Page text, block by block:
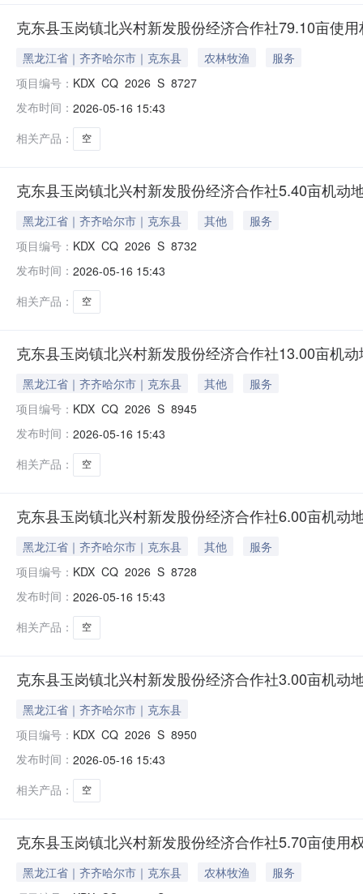
克东县玉岗镇北兴村新发股份经济合作社79.10亩使
黑龙江省｜齐齐哈尔市｜克东县 农林牧渔
服务
项目编号： KDX_CQ_2026_S_8727
发布时间： 2026-05-16 15:43
相关产品：
空
克东县玉岗镇北兴村新发股份经济合作社5.40亩机动
黑龙江省｜齐齐哈尔市｜克东县 其他
服务
项目编号： KDX_CQ_2026_S_8732
发布时间： 2026-05-16 15:43
相关产品：
空
克东县玉岗镇北兴村新发股份经济合作社13.00亩机
黑龙江省｜齐齐哈尔市｜克东县 其他
服务
项目编号： KDX_CQ_2026_S_8945
发布时间： 2026-05-16 15:43
相关产品：
空
克东县玉岗镇北兴村新发股份经济合作社6.00亩机动
黑龙江省｜齐齐哈尔市｜克东县 其他
服务
项目编号： KDX_CQ_2026_S_8728
发布时间： 2026-05-16 15:43
相关产品：
空
克东县玉岗镇北兴村新发股份经济合作社3.00亩机动
黑龙江省｜齐齐哈尔市｜克东县
项目编号： KDX_CQ_2026_S_8950
发布时间： 2026-05-16 15:43
相关产品：
空
克东县玉岗镇北兴村新发股份经济合作社5.70亩使用
黑龙江省｜齐齐哈尔市｜克东县 农林牧渔
服务